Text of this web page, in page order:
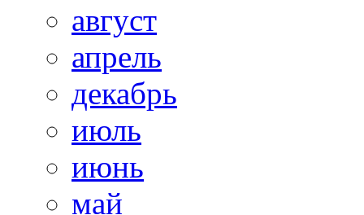
август
апрель
декабрь
июль
июнь
май